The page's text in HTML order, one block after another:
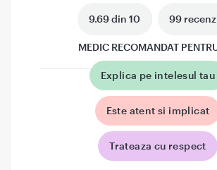
9.69 din 10 99
MEDIC RECOMANDAT
Explica pe intelesul tau
Este atent si implicat
Trateaza cu respect